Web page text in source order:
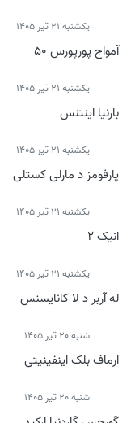
يكشنبه 21 تیر 1405
آمواج پورپورس 50
يكشنبه 21 تیر 1405
بارنیا اینتنس
يكشنبه 21 تیر 1405
پارفومز د مارلی کستلی
يكشنبه 21 تیر 1405
انیک 2
يكشنبه 21 تیر 1405
له آربر د لا کانایسنس
شنبه 20 تیر 1405
ارماف بلک اینفینیتی
شنبه 20 تیر 1405